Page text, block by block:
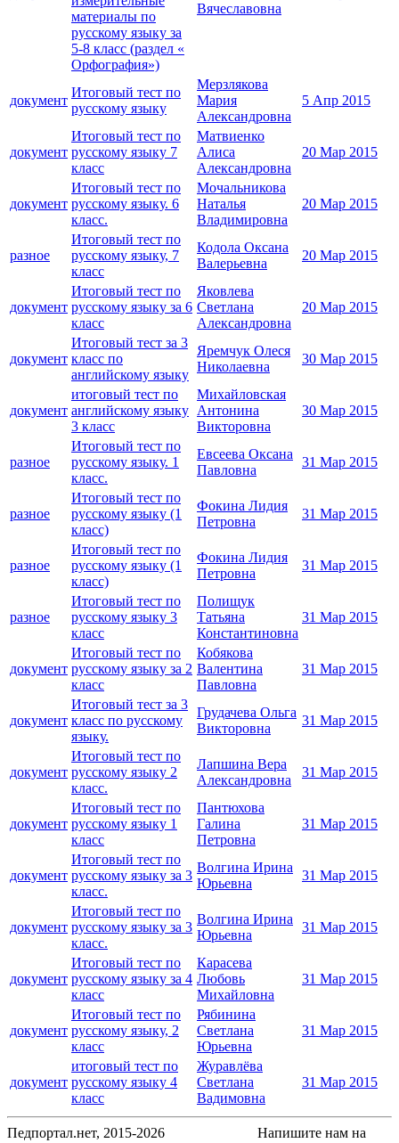
материалы по
русскому языку за
5-8 класс (раздел «
Орфография»)
Вячеславовна
документ
Итоговый тест по
русскому языку
Мерзлякова
Мария
Александровна
5 Апр 2015
документ
Итоговый тест по
русскому языку 7
класс
Матвиенко
Алиса
Александровна
20 Мар 2015
документ
Итоговый тест по
русскому языку. 6
класс.
Мочальникова
Наталья
Владимировна
20 Мар 2015
разное
Итоговый тест по
русскому языку, 7
класс
Кодола Оксана
Валерьевна
20 Мар 2015
документ
Итоговый тест по
русскому языку за 6
класс
Яковлева
Светлана
Александровна
20 Мар 2015
документ
Итоговый тест за 3
класс по
английскому языку
Яремчук Олеся
Николаевна
30 Мар 2015
документ
итоговый тест по
английскому языку
3 класс
Михайловская
Антонина
Викторовна
30 Мар 2015
разное
Итоговый тест по
русскому языку. 1
класс.
Евсеева Оксана
Павловна
31 Мар 2015
разное
Итоговый тест по
русскому языку (1
класс)
Фокина Лидия
Петровна
31 Мар 2015
разное
Итоговый тест по
русскому языку (1
класс)
Фокина Лидия
Петровна
31 Мар 2015
разное
Итоговый тест по
русскому языку 3
класс
Полищук
Татьяна
Константиновна
31 Мар 2015
документ
Итоговый тест по
русскому языку за 2
класс
Кобякова
Валентина
Павловна
31 Мар 2015
документ
Итоговый тест за 3
класс по русскому
языку.
Грудачева Ольга
Викторовна
31 Мар 2015
документ
Итоговый тест по
русскому языку 2
класс.
Лапшина Вера
Александровна
31 Мар 2015
документ
Итоговый тест по
русскому языку 1
класс
Пантюхова
Галина
Петровна
31 Мар 2015
документ
Итоговый тест по
русскому языку за 3
класс.
Волгина Ирина
Юрьевна
31 Мар 2015
документ
Итоговый тест по
русскому языку за 3
класс.
Волгина Ирина
Юрьевна
31 Мар 2015
документ
Итоговый тест по
русскому языку за 4
класс
Карасева
Любовь
Михайловна
31 Мар 2015
документ
Итоговый тест по
русскому языку, 2
класс
Рябинина
Светлана
Юрьевна
31 Мар 2015
документ
итоговый тест по
русскому языку 4
класс
Журавлёва
Светлана
Вадимовна
31 Мар 2015
Педпортал.нет, 2015-2026
Напишите нам на